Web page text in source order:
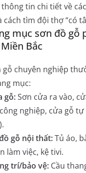
tin chi tiết về
cách tìm đội thợ “có
mục sơn đồ gỗ
Bắc
chuyên nghiệp
mục:
gỗ:Sơn cửa ra vào,
nghiệp, cửa gỗ
gỗ nội thất:Tủ áo,
làm việc, kệ tivi.
trí/bảo vệ: Cầu